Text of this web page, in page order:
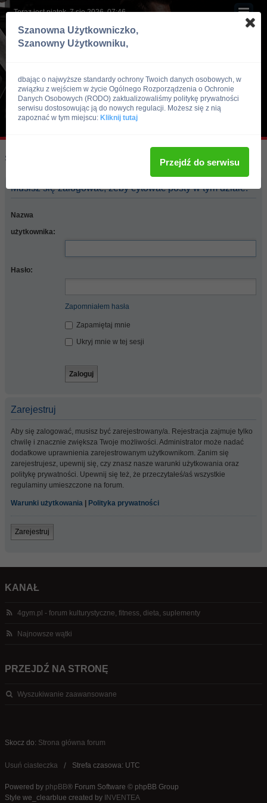
Teraz jest piątek, 7 sie 2026, 07:46
Skocz do:
Musisz się zalogować, żeby cytować posty w tym dziale.
Nazwa
użytkownika:
Hasło:
Zapomniałem hasła
Zapamiętaj mnie
Ukryj mnie w tej sesji
Zarejestruj
Aby się zalogować, musisz być zarejestrowany/a. Rejestracja zajmuje tylko
chwilę i znacznie zwiększa Twoje możliwości. Administrator może nadać
dodatkowe uprawnienia zarejestrowanym użytkownikom. Zanim się
zarejestrujesz, upewnij się, czy znasz nasze warunki użytkowania oraz
politykę prywatności. Upewnij się też, że przeczytałeś/aś wszystkie
regulaminy umieszczone na forum.
Warunki użytkowania Polityka prywatności
Zarejestruj
KANAŁ
4gym.pl - forum kulturystyczne, fitness, dieta, suplementy
Najnowsze wątki
PRZEJDŹ NA STRONĘ
Wyszukiwanie zaawansowane
Skocz do: Strona główna forum
Usuń ciasteczka Strefa czasowa: UTC
Powered by phpBB® Forum Software © phpBB Group
Style we_clearblue created by INVENTEA
Szanowna Użytkowniczko,
Szanowny Użytkowniku,
dbając o najwyższe standardy ochrony Twoich danych osobowych, w
związku z wejściem w życie Ogólnego Rozporządzenia o Ochronie
Danych Osobowych (RODO) zaktualizowaliśmy politykę prywatności
serwisu dostosowując ją do nowych regulacji. Możesz się z nią
zapoznać w tym miejscu: Kliknij tutaj
Przejdź do serwisu